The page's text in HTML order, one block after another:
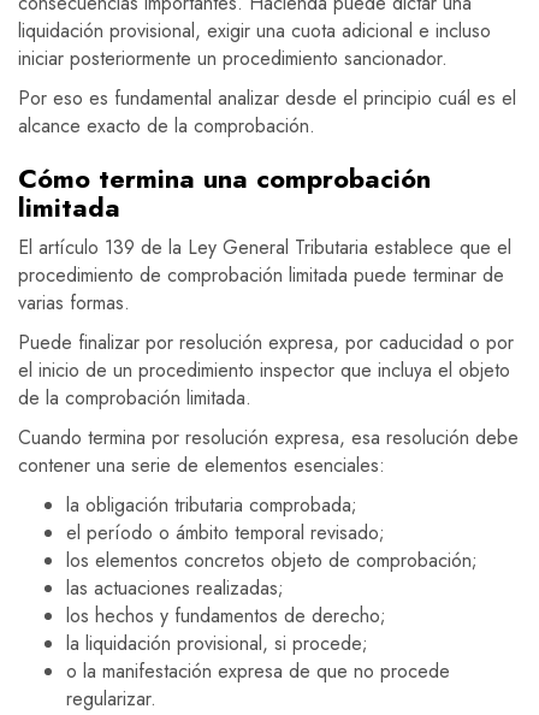
liquidación provisional, exigir una cuota adicional e incluso
iniciar posteriormente un procedimiento sancionador.
Por eso es fundamental analizar desde el principio cuál es el
alcance exacto de la comprobación.
Cómo termina una comprobación
limitada
El artículo 139 de la Ley General Tributaria establece que el
procedimiento de comprobación limitada puede terminar de
varias formas.
Puede finalizar por resolución expresa, por caducidad o por
el inicio de un procedimiento inspector que incluya el objeto
de la comprobación limitada.
Cuando termina por resolución expresa, esa resolución debe
contener una serie de elementos esenciales:
la obligación tributaria comprobada;
el período o ámbito temporal revisado;
los elementos concretos objeto de comprobación;
las actuaciones realizadas;
los hechos y fundamentos de derecho;
la liquidación provisional, si procede;
o la manifestación expresa de que no procede
regularizar.